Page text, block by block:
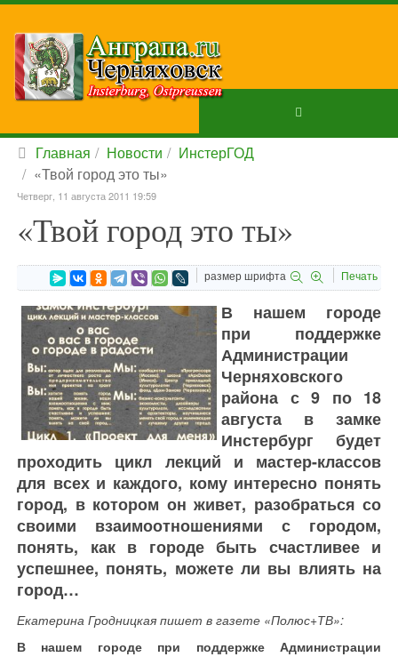
Главная Новости
ИнстерГОД
«Твой город это ты»
Четверг, 11 августа 2011 19:59
«Твой город это ты»
размер шрифта Печать
В нашем городе
при поддержке
Администрации
Черняховского
района с 9 по 18
августа в замке
Инстербург будет
проходить цикл лекций и мастер-классов
для всех и каждого, кому интересно понять
город, в котором он живет, разобраться со
своими взаимоотношениями с городом,
понять, как в городе быть счастливее и
успешнее, понять, можете ли вы влиять на
город…
Екатерина Гродницкая пишет в газете «Полюс+ТВ»:
В нашем городе при поддержке Администрации